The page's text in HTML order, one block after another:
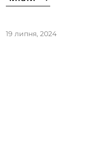
19 липня, 2024